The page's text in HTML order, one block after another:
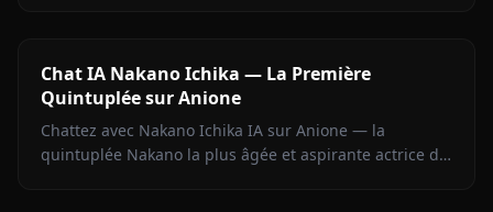
Chat IA Nakano Ichika — La Première
Quintuplée sur Anione
Chattez avec Nakano Ichika IA sur Anione — la
quintuplée Nakano la plus âgée et aspirante actrice de